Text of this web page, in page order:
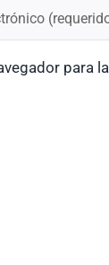
para